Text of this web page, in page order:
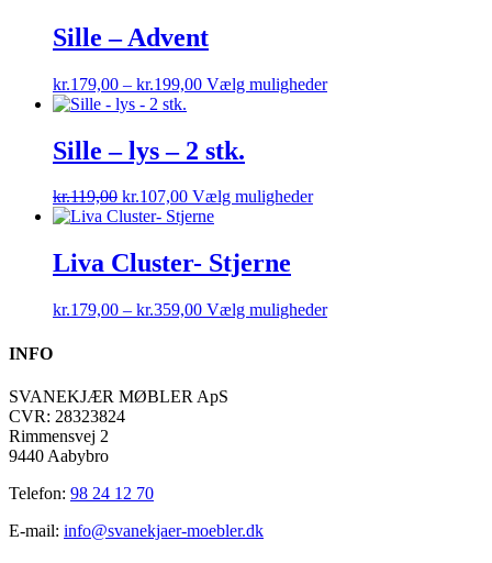
var:
kr.129,00.
er:
kr.116,00.
kan
Sille – Advent
kr.179,00 – kr.199,00Prisinterval:
kr.199,00
Vælg mulighederDette
Sille – lys – 2 stk.
kr.119,00 Den
oprindelige
var:
kr.119,00.
kr.107,00Den
aktuelle
er:
kr.107,00.
Vælg mulighederDette
kan
Liva Cluster- Stjerne
kr.179,00 – kr.359,00Prisinterval:
Vælg mulighederDette
INFO
SVANEKJÆR MØBLER ApS
CVR: 28323824
Rimmensvej 2
9440 Aabybro
Telefon: 98 24 12 70
E-mail: info@svanekjaer-moebler.dk